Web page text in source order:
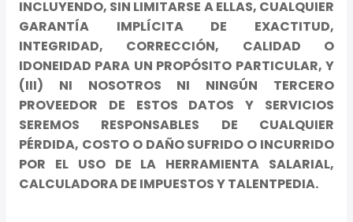
INCLUYENDO, SIN LIMITARSE A ELLAS, CUALQUIER
GARANTÍA IMPLÍCITA DE EXACTITUD,
INTEGRIDAD, CORRECCIÓN, CALIDAD O
IDONEIDAD PARA UN PROPÓSITO PARTICULAR, Y
(III) NI NOSOTROS NI NINGÚN TERCERO
PROVEEDOR DE ESTOS DATOS Y SERVICIOS
SEREMOS RESPONSABLES DE CUALQUIER
PÉRDIDA, COSTO O DAÑO SUFRIDO O INCURRIDO
POR EL USO DE LA HERRAMIENTA SALARIAL,
CALCULADORA DE IMPUESTOS Y TALENTPEDIA.